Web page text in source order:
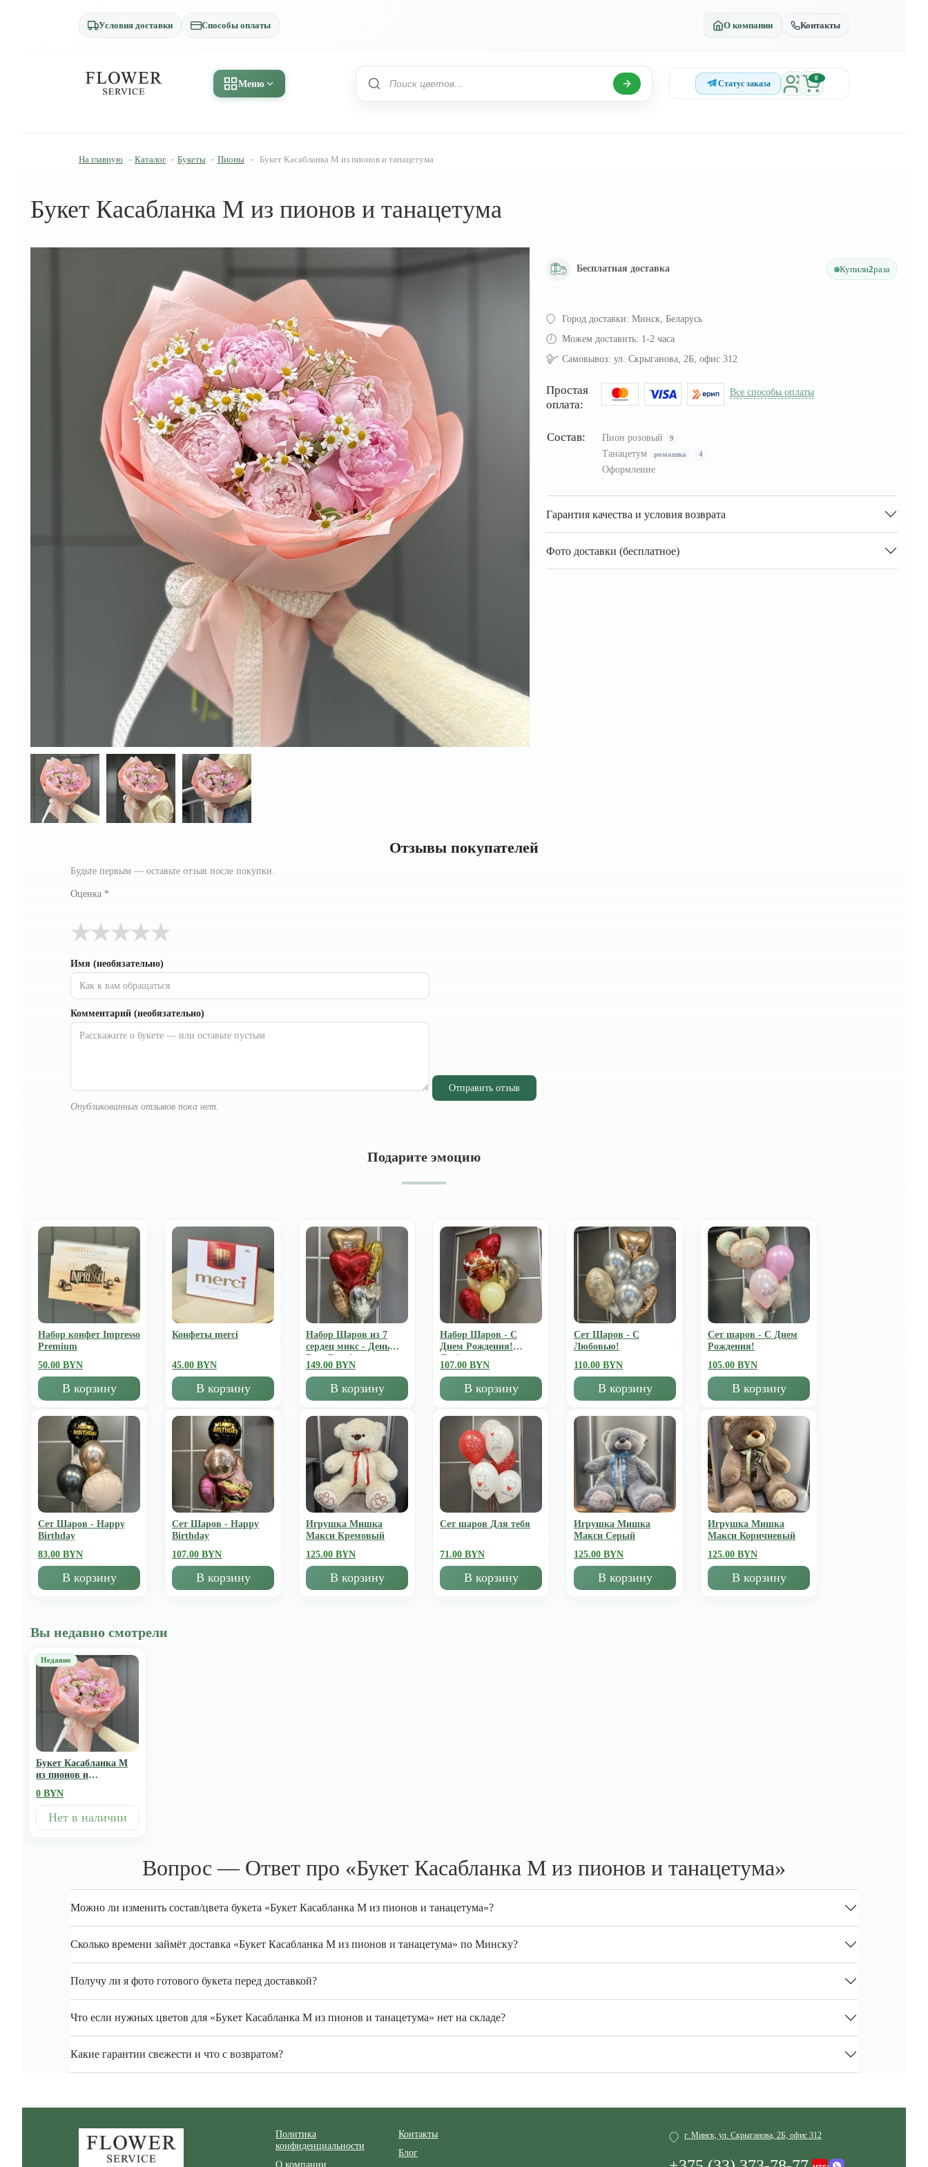
Условия доставки Способы оплаты О компании Контакты
Меню Статус заказа
0
На главную - Каталог - Букеты - Пионы - Букет Касабланка M из пионов и танацетума
Букет Касабланка M из пионов и танацетума
Бесплатная доставка Купили2раза
Город доставки: Минск, Беларусь
Можем доставить: 1-2 часа
Самовывоз: ул. Скрыганова, 2Б, офис 312
Простая
оплата:
Все способы оплаты
Состав: Пион розовый 9
Танацетум ромашка 4
Оформление
Гарантия качества и условия возврата
Фото доставки (бесплатное)
Отзывы покупателей
Будьте первым — оставьте отзыв после покупки.
Оценка *
★
★
★
★
★
Имя (необязательно)
Комментарий (необязательно)
Отправить отзыв
Опубликованных отзывов пока нет.
Подарите эмоцию
Набор конфет Impresso
Premium
50.00 BYN
В корзину
Конфеты merci
45.00 BYN
В корзину
Набор Шаров из 7
сердец микс - День
Всех Влюбленных
149.00 BYN
В корзину
Набор Шаров - С
Днем Рождения!
Люблю
107.00 BYN
В корзину
Сет Шаров - С
Любовью!
110.00 BYN
В корзину
Сет шаров - С Днем
Рождения!
105.00 BYN
В корзину
Сет Шаров - Happy
Birthday
83.00 BYN
В корзину
Сет Шаров - Happy
Birthday
107.00 BYN
В корзину
Игрушка Мишка
Mакси Кремовый
125.00 BYN
В корзину
Сет шаров Для тебя
71.00 BYN
В корзину
Игрушка Мишка
Mакси Серый
125.00 BYN
В корзину
Игрушка Мишка
Mакси Коричневый
125.00 BYN
В корзину
Вы недавно смотрели
Букет Касабланка M
из пионов и
0 BYN
Нет в наличии
Вопрос — Ответ про «Букет Касабланка M из пионов и танацетума»
Можно ли изменить состав/цвета букета «Букет Касабланка M из пионов и танацетума»?
Сколько времени займёт доставка «Букет Касабланка M из пионов и танацетума» по Минску?
Получу ли я фото готового букета перед доставкой?
Что если нужных цветов для «Букет Касабланка M из пионов и танацетума» нет на складе?
Какие гарантии свежести и что с возвратом?
Политика
конфиденциальности
О компании
Контакты
Блог
г. Минск, ул. Скрыганова, 2Б, офис 312